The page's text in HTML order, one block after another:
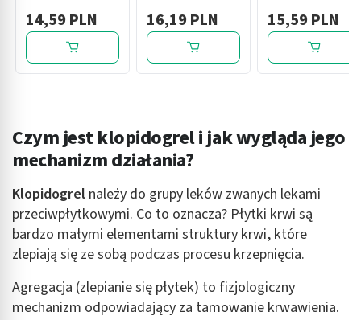
14,59 PLN 16,19 PLN 15,59 PLN
Czym jest klopidogrel i jak wygląda jego
mechanizm działania?
Klopidogrel należy do grupy leków zwanych lekami
przeciwpłytkowymi. Co to oznacza? Płytki krwi są
bardzo małymi elementami struktury krwi, które
zlepiają się ze sobą podczas procesu krzepnięcia.
Agregacja (zlepianie się płytek) to fizjologiczny
mechanizm odpowiadający za tamowanie krwawienia.